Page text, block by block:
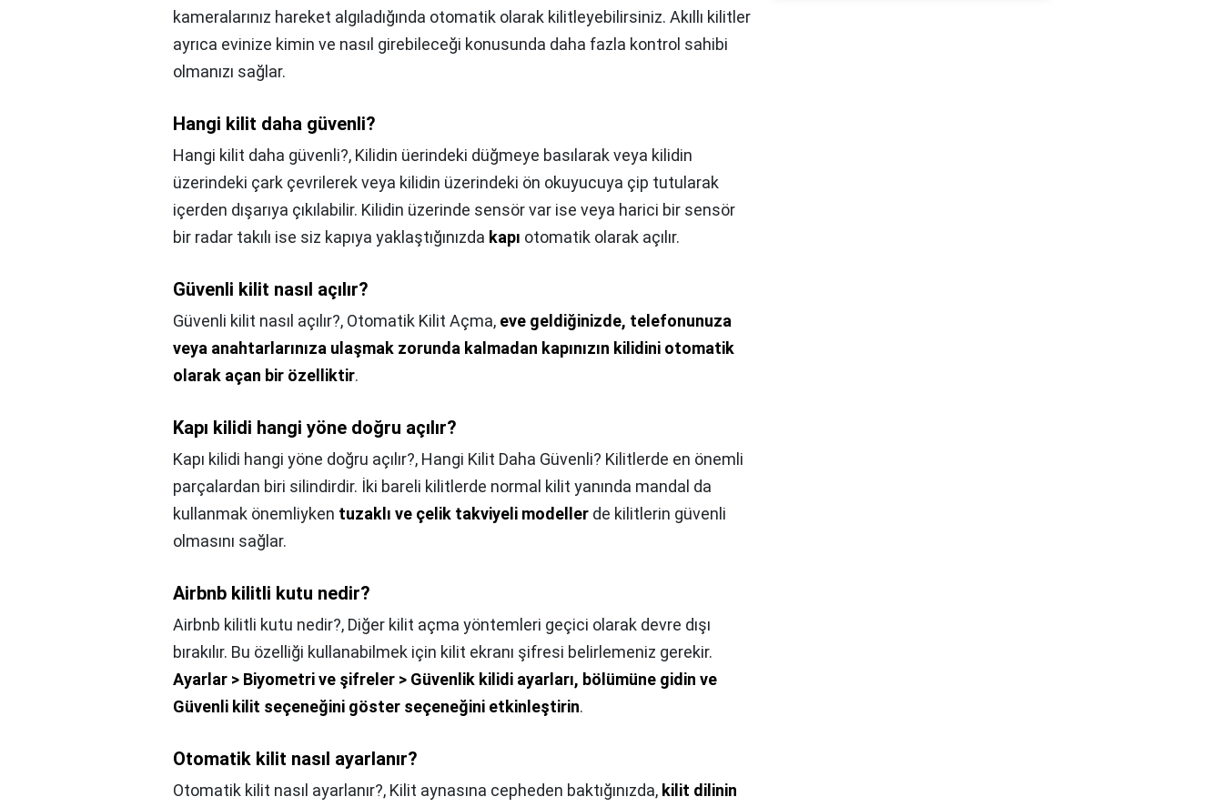
kameralarınız hareket algıladığında otomatik olarak kilitleyebilirsiniz. Akıllı kilitler
ayrıca evinize kimin ve nasıl girebileceği konusunda daha fazla kontrol sahibi
olmanızı sağlar.
Hangi kilit daha güvenli?
Hangi kilit daha güvenli?, Kilidin üerindeki düğmeye basılarak veya kilidin
üzerindeki çark çevrilerek veya kilidin üzerindeki ön okuyucuya çip tutularak
içerden dışarıya çıkılabilir. Kilidin üzerinde sensör var ise veya harici bir sensör
bir radar takılı ise siz kapıya yaklaştığınızda kapı otomatik olarak açılır.
Güvenli kilit nasıl açılır?
Güvenli kilit nasıl açılır?, Otomatik Kilit Açma, eve geldiğinizde, telefonunuza
veya anahtarlarınıza ulaşmak zorunda kalmadan kapınızın kilidini otomatik
olarak açan bir özelliktir.
Kapı kilidi hangi yöne doğru açılır?
Kapı kilidi hangi yöne doğru açılır?, Hangi Kilit Daha Güvenli? Kilitlerde en önemli
parçalardan biri silindirdir. İki bareli kilitlerde normal kilit yanında mandal da
kullanmak önemliyken tuzaklı ve çelik takviyeli modeller de kilitlerin güvenli
olmasını sağlar.
Airbnb kilitli kutu nedir?
Airbnb kilitli kutu nedir?, Diğer kilit açma yöntemleri geçici olarak devre dışı
bırakılır. Bu özelliği kullanabilmek için kilit ekranı şifresi belirlemeniz gerekir.
Ayarlar > Biyometri ve şifreler > Güvenlik kilidi ayarları, bölümüne gidin ve
Güvenli kilit seçeneğini göster seçeneğini etkinleştirin.
Otomatik kilit nasıl ayarlanır?
Otomatik kilit nasıl ayarlanır?, Kilit aynasına cepheden baktığınızda, kilit dilinin